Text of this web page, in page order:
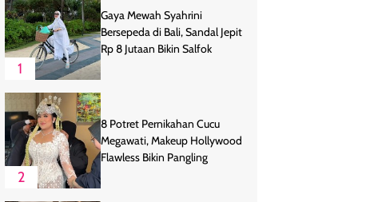
1
Gaya Mewah Syahrini
Bersepeda di Bali, Sandal Jepit
Rp 8 Jutaan Bikin Salfok
2
8 Potret Pernikahan Cucu
Megawati, Makeup Hollywood
Flawless Bikin Pangling